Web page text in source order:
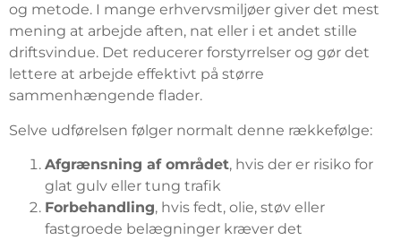
og metode. I mange erhvervsmiljøer giver det mest
mening at arbejde aften, nat eller i et andet stille
driftsvindue. Det reducerer forstyrrelser og gør det
lettere at arbejde effektivt på større
sammenhængende flader.
Selve udførelsen følger normalt denne rækkefølge:
Afgrænsning af området, hvis der er risiko for
glat gulv eller tung trafik
Forbehandling, hvis fedt, olie, støv eller
fastgroede belægninger kræver det